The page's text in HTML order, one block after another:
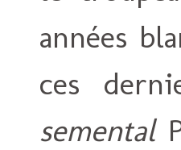
années
ces
semental